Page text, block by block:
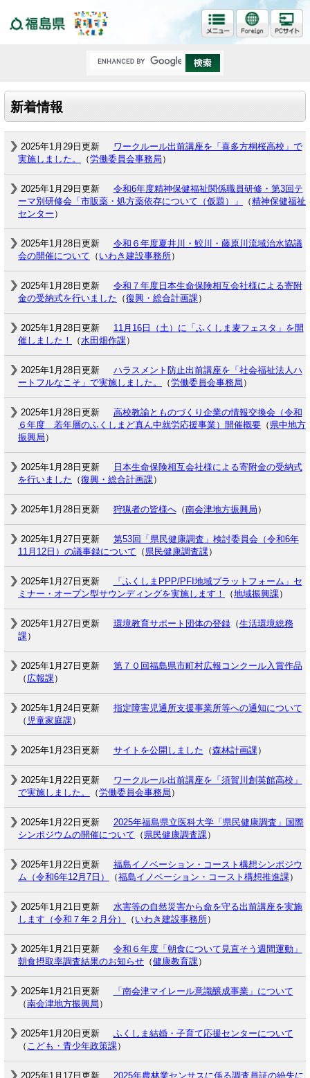
新着情報
2025年1月29日更新
ワークルール出前講座を「喜多方桐桜高校」で
実施しました。
（労働委員会事務局 ）
2025年1月29日更新
令和6年度精神保健福祉関係職員研修・第3回テ
ーマ別研修会「市販薬・処方薬依存について（仮題）」
（精神保健福祉
センター ）
2025年1月28日更新
令和６年度夏井川・鮫川・藤原川流域治水協議
会の開催について （ いわき建設事務所）
2025年1月28日更新
令和７年度日本生命保険相互会社様による寄附
金の受納式を行いました （復興・総合計画課）
2025年1月28日更新
11月16日（土）に「ふくしま麦フェスタ」を開
催しました！
（水田畑作課）
2025年1月28日更新
ハラスメント防止出前講座を「社会福祉法人ハ
ートフルなこそ」で実施しました。
（労働委員会事務局 ）
2025年1月28日更新
高校教諭とものづくり企業の情報交換会（令和
６年度 若年層のふくしまど真ん中就労応援事業）開催概要 （ 県中地方
振興局 ）
2025年1月28日更新
日本生命保険相互会社様による寄附金の受納式
を行いました （復興・総合計画課）
2025年1月28日更新 狩猟者の皆様へ（南会津地方振興局 ）
2025年1月27日更新
第53回「県民健康調査」検討委員会（令和6年
11月12日）の議事録について （ 県民健康調査課）
2025年1月27日更新
「ふくしまPPP/PFI地域プラットフォーム」セ
ミナー・オープン型サウンディングを実施します！
（地域振興課）
2025年1月27日更新 環境教育サポート団体の登録（生活環境総務
課）
2025年1月27日更新
第７０回福島県市町村広報コンクール入賞作品
（ 広報課）
2025年1月24日更新
指定障害児通所支援事業所等への通知について
（ 児童家庭課）
2025年1月23日更新 サイトを公開しました （森林計画課）
2025年1月22日更新
ワークルール出前講座を「須賀川創英館高校」
で実施しました。
（労働委員会事務局 ）
2025年1月22日更新
2025年福島県立医科大学「県民健康調査」国際
シンポジウムの開催について （ 県民健康調査課）
2025年1月22日更新
福島イノベーション・コースト構想シンポジウ
ム（令和6年12月7日）
（福島イノベーション・コースト構想推進課）
2025年1月21日更新
水害等の自然災害から命を守る出前講座を実施
します（令和７年２月分）
（ いわき建設事務所）
2025年1月21日更新
令和６年度「朝食について見直そう週間運動」
朝食摂取率調査結果のお知らせ （健康教育課）
2025年1月21日更新
「南会津マイレール意識醸成事業」について
（南会津地方振興局 ）
2025年1月20日更新
ふくしま結婚・子育て応援センターについて
（ こども・青少年政策課）
2025年1月17日更新
2025年農林業センサスに係る調査員証の紛失に